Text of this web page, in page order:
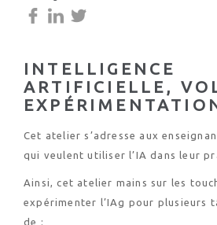
INTELLIGENCE
ARTIFICIELLE,
Cet atelier s’adresse aux
qui veulent utiliser l’IA dans leur
Ainsi, cet atelier mains sur les
expérimenter l’IAg pour plusieurs
de :